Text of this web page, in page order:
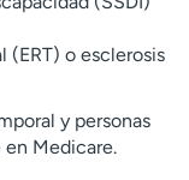
(ERT) o esclerosis
y personas
en Medicare.